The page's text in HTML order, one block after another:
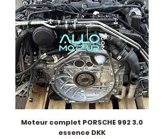
Moteur complet PORSCHE 992 3.0
essence DKK